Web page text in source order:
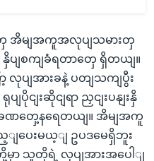
အိမျအကူအလုပျသမားတှ
ပျစကျခံရတာတှေ ရှိတယျ။
လုပျအားခနဲ့ ပတျသကျပွီး
ျပိုငျးဆိုငျရာ ညှငျးပနျးနှိ
ဏတှေ့နရေတယျ။ အိမျအကူ
ျပေးမယ့ျ ဥပဒမေရှိဘူး
မှာ သူတိုရဲ့ လုပျအားအပေါျ